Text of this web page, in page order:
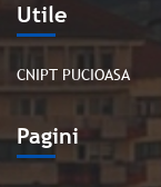
Utile
CNIPT PUCIOASA
Pagini